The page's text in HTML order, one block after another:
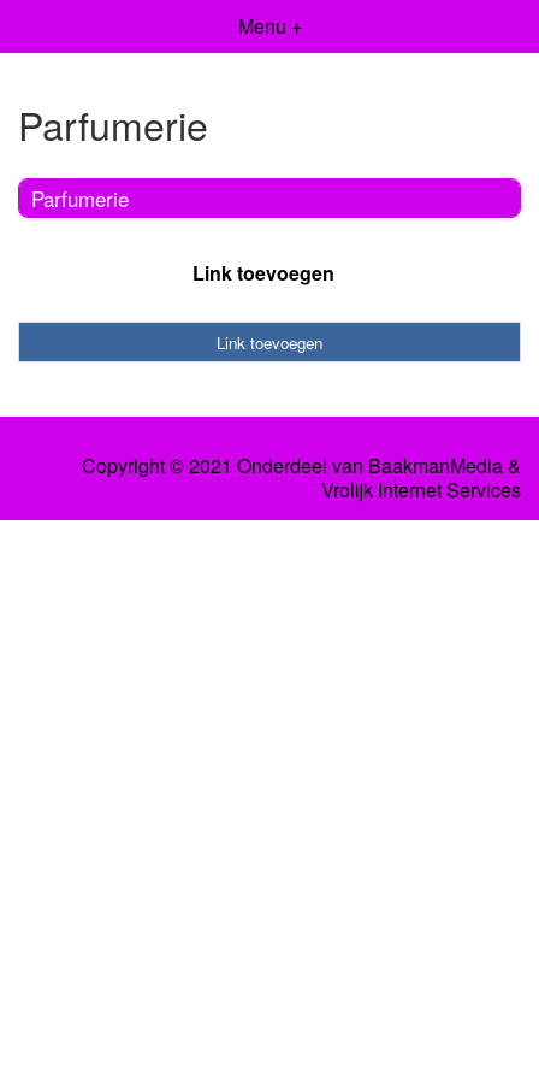
Menu +
Parfumerie
Parfumerie
Link toevoegen
Link toevoegen
Copyright © 2021 Onderdeel van BaakmanMedia&
Vrolijk Internet Services